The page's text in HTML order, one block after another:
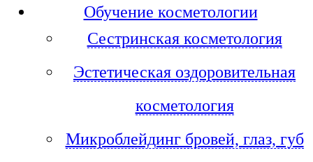
Обучение косметологии
Сестринская косметология
Эстетическая оздоровительная
косметология
Микроблейдинг бровей, глаз, губ